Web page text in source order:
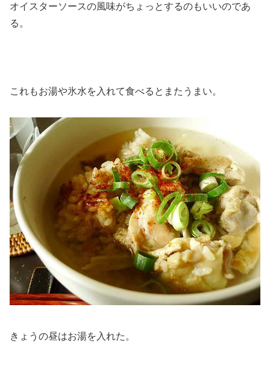
オイスターソースの風味がちょっとするのもいいのであ
る。
これもお湯や氷水を入れて食べるとまたうまい。
きょうの昼はお湯を入れた。